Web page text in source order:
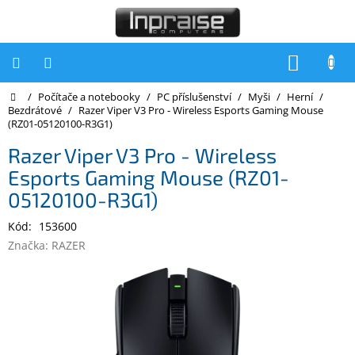
Počítače
Počítače
Notebooky
Tiskárny
Domů
/ Počítače a notebooky / PC příslušenství / Myši / Herní /
Bezdrátové / Razer Viper V3 Pro - Wireless Esports Gaming Mouse
(RZ01-05120100-R3G1)
Razer Viper V3 Pro - Wireless
Esports Gaming Mouse (RZ01-
05120100-R3G1)
Kód: 153600
Značka: RAZER